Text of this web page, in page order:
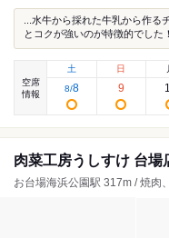
...水牛から採れた牛乳から作る
とコクが強いのが特徴的でした
空席
情報
土
8/8
日
9
肉菜工房うしすけ 台場
お台場海浜公園駅 317m / 焼肉